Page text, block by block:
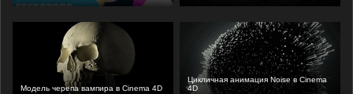
Модель черепа вампира в Cinema 4D
Цикличная анимация Noise в Cinema
4D